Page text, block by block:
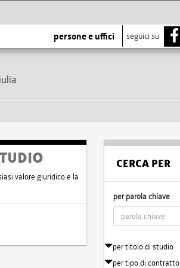
persone e uffici seguici su
valore giuridico e la
CERCA PER
per parola chiave
per titolo di studio
per tipo di contratto